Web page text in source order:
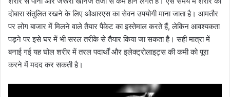
दोबारा संतुलित रखने के लिए ओआरएस का सेवन उपयोगी माना जाता है। आमतौर
पर लोग बाजार में मिलने वाले तैयार पैकेट का इस्तेमाल करते हैं, लेकिन आवश्यकता
पड़ने पर इसे घर में भी सरल तरीके से तैयार किया जा सकता है। सही मात्रा में
बनाई गई यह घोल शरीर में तरल पदार्थों और इलेक्ट्रोलाइट्स की कमी को पूरा
करने में मदद कर सकती है।